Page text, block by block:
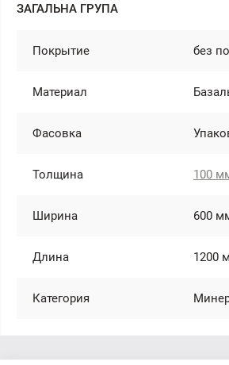
ЗАГАЛЬНА ГРУПА
Покрытие без
Материал
Фасовка
Толщина 100
Ширина 600
Длина 1200
Категория